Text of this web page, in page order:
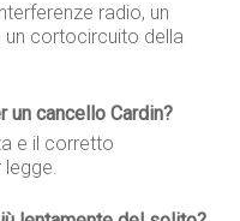
radio, un
cortocircuito della
un cancello Cardin?
e il corretto
legge.